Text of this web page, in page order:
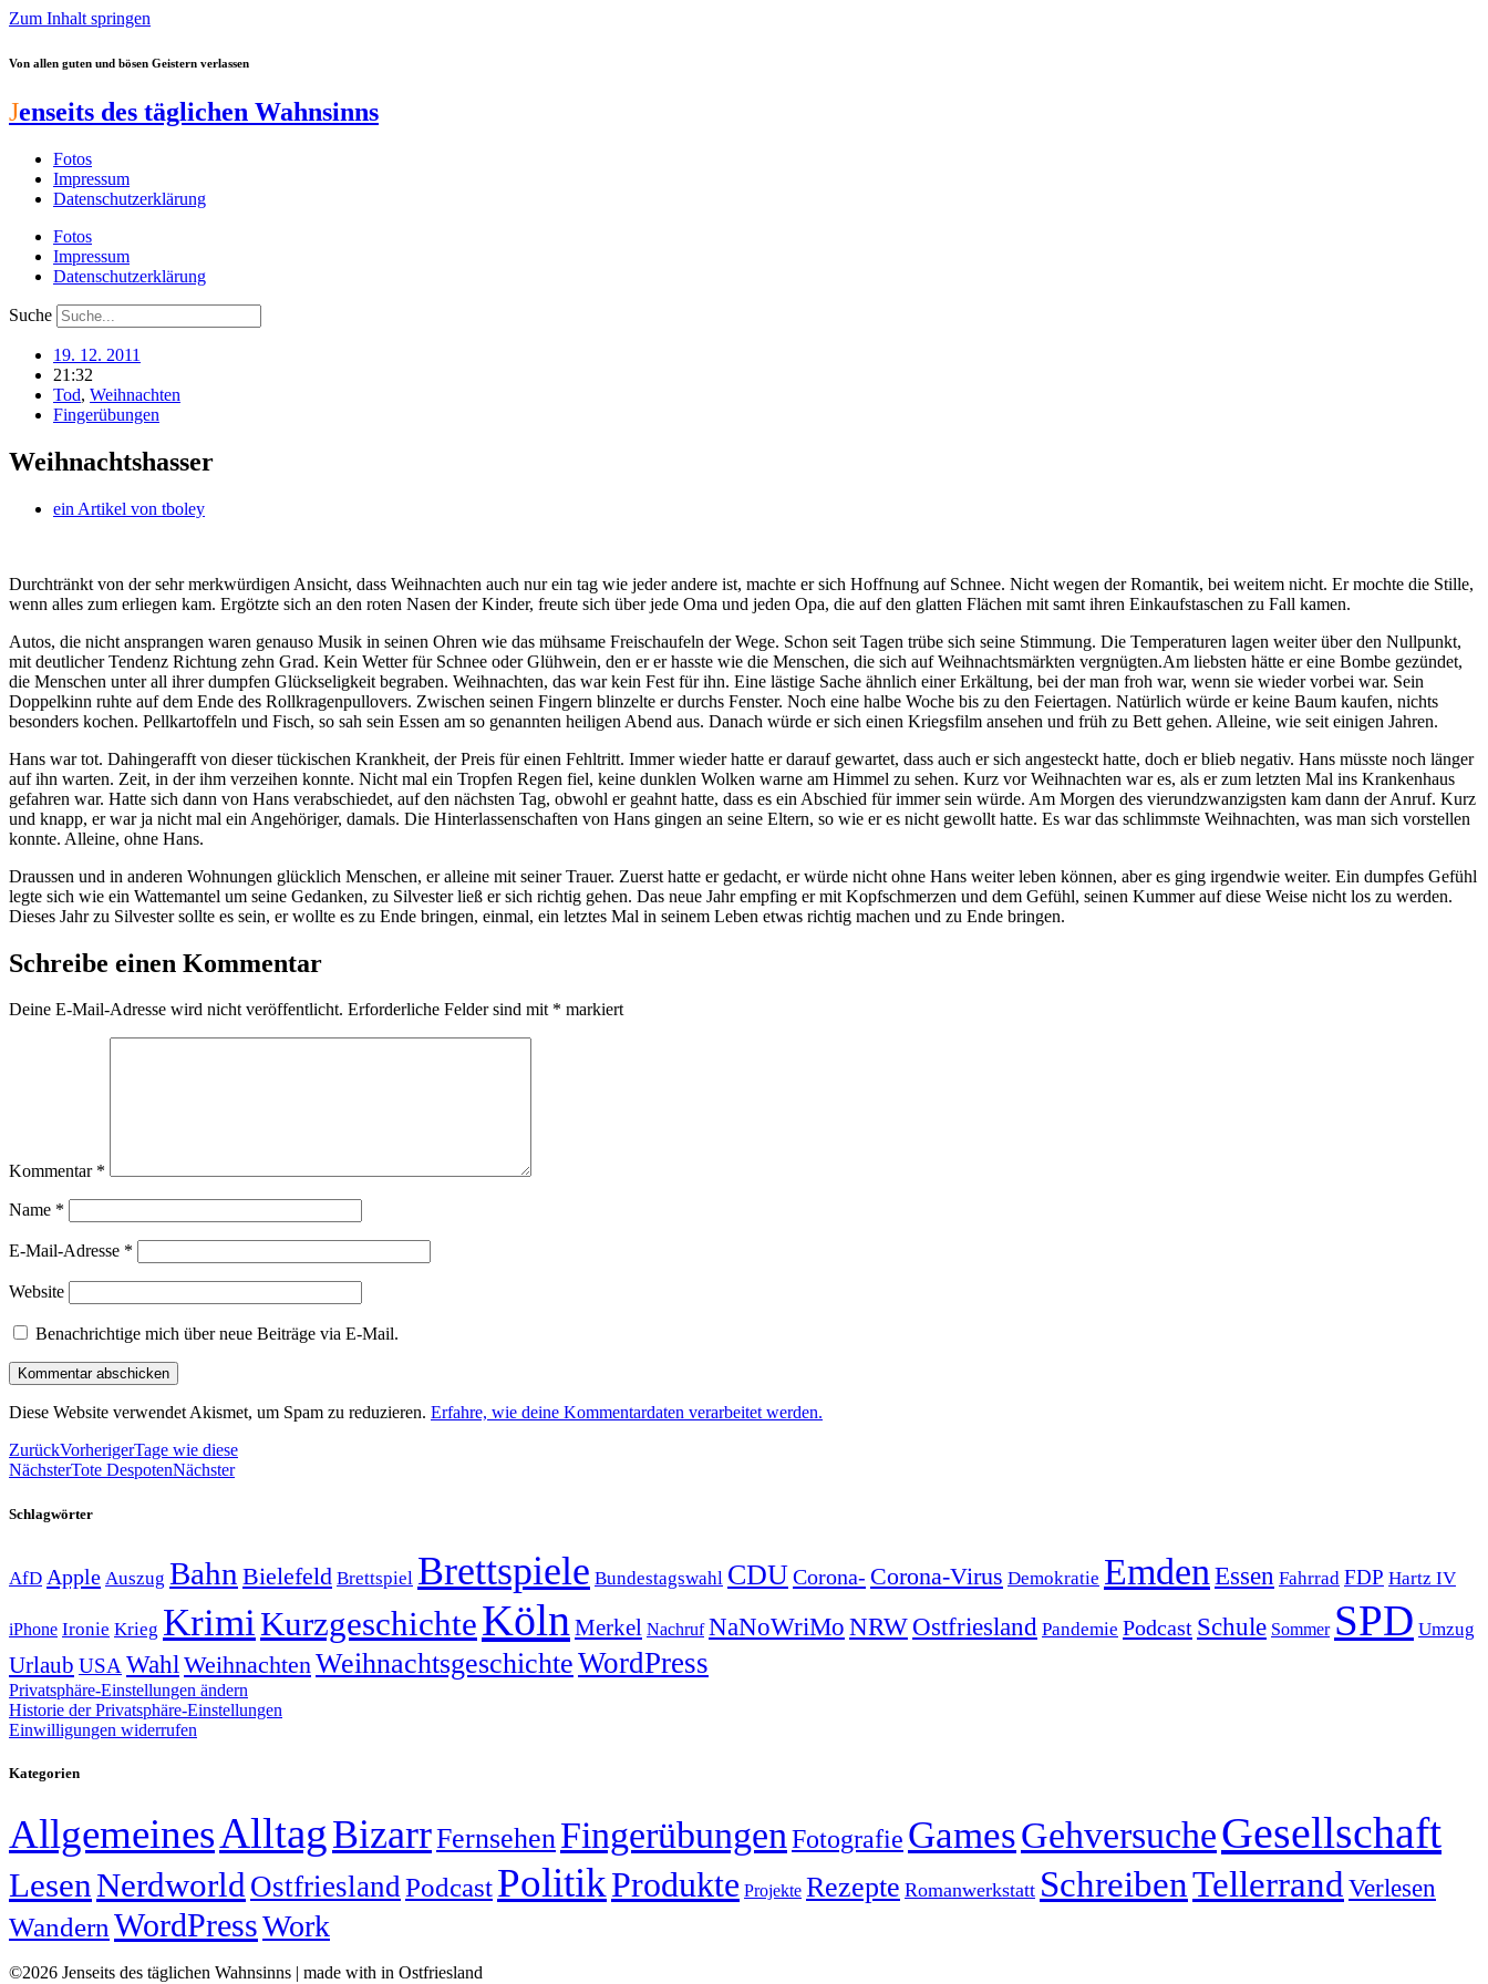
Zum Inhalt springen
Von allen guten und bösen Geistern verlassen
Jenseits des täglichen Wahnsinns
Fotos
Impressum
Datenschutzerklärung
Fotos
Impressum
Datenschutzerklärung
Suche
19. 12. 2011
21:32
Tod, Weihnachten
Fingerübungen
Weihnachtshasser
ein Artikel von tboley
Durchtränkt von der sehr merkwürdigen Ansicht, dass Weihnachten auch nur ein tag wie jeder andere ist, machte er sich Hoffnung auf Schnee. Nicht wegen der Romantik, bei weitem nicht. Er mochte die Stille,
wenn alles zum erliegen kam. Ergötzte sich an den roten Nasen der Kinder, freute sich über jede Oma und jeden Opa, die auf den glatten Flächen mit samt ihren Einkaufstaschen zu Fall kamen.
Autos, die nicht ansprangen waren genauso Musik in seinen Ohren wie das mühsame Freischaufeln der Wege. Schon seit Tagen trübe sich seine Stimmung. Die Temperaturen lagen weiter über den Nullpunkt,
mit deutlicher Tendenz Richtung zehn Grad. Kein Wetter für Schnee oder Glühwein, den er er hasste wie die Menschen, die sich auf Weihnachtsmärkten vergnügten.Am liebsten hätte er eine Bombe gezündet,
die Menschen unter all ihrer dumpfen Glückseligkeit begraben. Weihnachten, das war kein Fest für ihn. Eine lästige Sache ähnlich einer Erkältung, bei der man froh war, wenn sie wieder vorbei war. Sein
Doppelkinn ruhte auf dem Ende des Rollkragenpullovers. Zwischen seinen Fingern blinzelte er durchs Fenster. Noch eine halbe Woche bis zu den Feiertagen. Natürlich würde er keine Baum kaufen, nichts
besonders kochen. Pellkartoffeln und Fisch, so sah sein Essen am so genannten heiligen Abend aus. Danach würde er sich einen Kriegsfilm ansehen und früh zu Bett gehen. Alleine, wie seit einigen Jahren.
Hans war tot. Dahingerafft von dieser tückischen Krankheit, der Preis für einen Fehltritt. Immer wieder hatte er darauf gewartet, dass auch er sich angesteckt hatte, doch er blieb negativ. Hans müsste noch länger
auf ihn warten. Zeit, in der ihm verzeihen konnte. Nicht mal ein Tropfen Regen fiel, keine dunklen Wolken warne am Himmel zu sehen. Kurz vor Weihnachten war es, als er zum letzten Mal ins Krankenhaus
gefahren war. Hatte sich dann von Hans verabschiedet, auf den nächsten Tag, obwohl er geahnt hatte, dass es ein Abschied für immer sein würde. Am Morgen des vierundzwanzigsten kam dann der Anruf. Kurz
und knapp, er war ja nicht mal ein Angehöriger, damals. Die Hinterlassenschaften von Hans gingen an seine Eltern, so wie er es nicht gewollt hatte. Es war das schlimmste Weihnachten, was man sich vorstellen
konnte. Alleine, ohne Hans.
Draussen und in anderen Wohnungen glücklich Menschen, er alleine mit seiner Trauer. Zuerst hatte er gedacht, er würde nicht ohne Hans weiter leben können, aber es ging irgendwie weiter. Ein dumpfes Gefühl
legte sich wie ein Wattemantel um seine Gedanken, zu Silvester ließ er sich richtig gehen. Das neue Jahr empfing er mit Kopfschmerzen und dem Gefühl, seinen Kummer auf diese Weise nicht los zu werden.
Dieses Jahr zu Silvester sollte es sein, er wollte es zu Ende bringen, einmal, ein letztes Mal in seinem Leben etwas richtig machen und zu Ende bringen.
Schreibe einen Kommentar
Deine E-Mail-Adresse wird nicht veröffentlicht. Erforderliche Felder sind mit * markiert
Kommentar *
Name *
E-Mail-Adresse *
Website
Benachrichtige mich über neue Beiträge via E-Mail.
Diese Website verwendet Akismet, um Spam zu reduzieren. Erfahre, wie deine Kommentardaten verarbeitet werden.
ZurückVorherigerTage wie diese
NächsterTote DespotenNächster
Schlagwörter
AfD Apple Auszug Bahn Bielefeld Brettspiel Brettspiele Bundestagswahl CDUCorona- Corona-Virus Demokratie Emden Essen Fahrrad FDP Hartz IV
iPhone Ironie Krieg KrimiKurzgeschichteKöln Merkel Nachruf NaNoWriMo NRWOstfriesland Pandemie Podcast Schule Sommer SPD Umzug
Urlaub USA Wahl Weihnachten WeihnachtsgeschichteWordPress
Privatsphäre-Einstellungen ändern
Historie der Privatsphäre-Einstellungen
Einwilligungen widerrufen
Kategorien
AllgemeinesAlltagBizarrFernsehenFingerübungen Fotografie GamesGehversucheGesellschaft
LesenNerdworld OstfrieslandPodcastPolitikProdukte Projekte Rezepte Romanwerkstatt SchreibenTellerrand Verlesen
Wandern WordPressWork
©2026 Jenseits des täglichen Wahnsinns | made with in Ostfriesland